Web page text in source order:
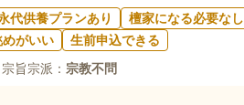
代供養プランあり
檀家になる必要なし
めがいい
生前申込できる
旨宗派： 宗教不問